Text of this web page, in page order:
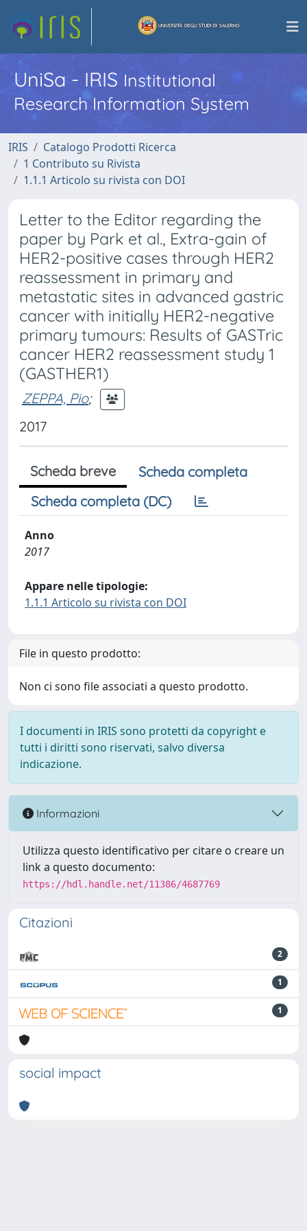
UniSa - IRISInstitutional
Research Information System
IRIS
Catalogo Prodotti Ricerca
1 Contributo su Rivista
1.1.1 Articolo su rivista con DOI
Letter to the Editor regarding the
paper by Park et al., Extra-gain of
HER2-positive cases through HER2
reassessment in primary and
metastatic sites in advanced gastric
cancer with initially HER2-negative
primary tumours: Results of GASTric
cancer HER2 reassessment study 1
(GASTHER1)
ZEPPA, Pio;
2017
Scheda breve
Scheda completa
Scheda completa (DC)
Anno
2017
Appare nelle tipologie:
1.1.1 Articolo su rivista con DOI
File in questo prodotto:
Non ci sono file associati a questo prodotto.
I documenti in IRIS sono protetti da copyright e
tutti i diritti sono riservati, salvo diversa
indicazione.
Informazioni
Utilizza questo identificativo per citare o creare un
link a questo documento:
https://hdl.handle.net/11386/4687769
Citazioni
2
1
1
social impact